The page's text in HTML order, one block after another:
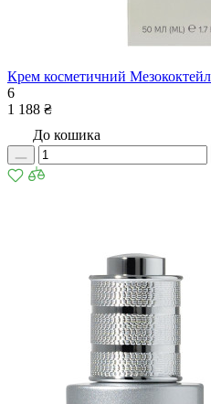
Крем косметичний
6
1 188 ₴
До кошика